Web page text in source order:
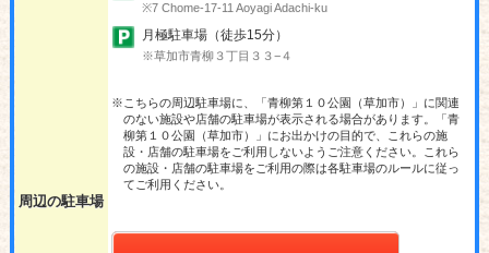
周辺の駐車場
※7 Chome-17-11 Aoyagi Adachi-ku
月極駐車場（徒歩15分）
※草加市青柳３丁目３３−４
※こちらの周辺駐車場に、「青柳第１０公園（草加市）」に関連
のない施設や店舗の駐車場が表示される場合があります。「青
柳第１０公園（草加市）」にお出かけの目的で、これらの施
設・店舗の駐車場をご利用しないようご注意ください。これら
の施設・店舗の駐車場をご利用の際は各駐車場のルールに従っ
てご利用ください。